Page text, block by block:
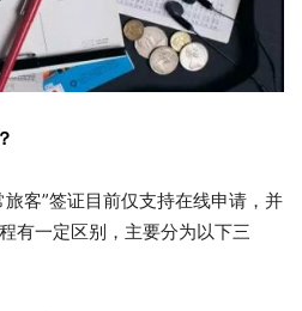
客”签证目前仅支持在线申请，并
有一定区别，主要分为以下三